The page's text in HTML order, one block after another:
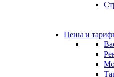
Цены и